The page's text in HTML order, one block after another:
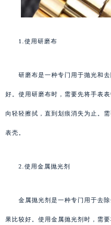
1.使用研磨布
研磨布是一种专门用于抛光和去
好。使用研磨布时，需要先将手表
向轻轻擦拭，直到划痕消失为止。
表壳。
2.使用金属抛光剂
金属抛光剂是一种专门用于去除
果比较好。使用金属抛光剂时，需